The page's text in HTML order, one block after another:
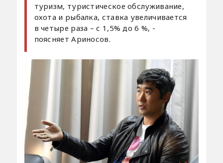
туризм, туристическое обслуживание,
охота и рыбалка, ставка увеличивается
в четыре раза – с 1,5% до 6 %, -
поясняет Ариносов.